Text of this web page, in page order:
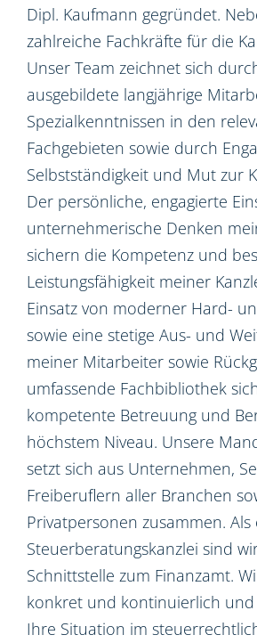
Dipl. Kaufmann gegründet.
zahlreiche Fachkräfte für die
Unser Team zeichnet sich
ausgebildete langjährige
Spezialkenntnissen in den
Fachgebieten sowie durch
Selbstständigkeit und Mut zur
Der persönliche, engagierte
unternehmerische Denken
sichern die Kompetenz und
Leistungsfähigkeit meiner
Einsatz von moderner Hard-
sowie eine stetige Aus- und
meiner Mitarbeiter sowie
umfassende Fachbibliothek
kompetente Betreuung und
höchstem Niveau. Unsere
setzt sich aus Unternehmen,
Freiberuflern aller Branchen
Privatpersonen zusammen.
Steuerberatungskanzlei sind
Schnittstelle zum Finanzamt.
konkret und kontinuierlich und
Ihre Situation im